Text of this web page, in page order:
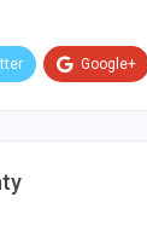
Google+